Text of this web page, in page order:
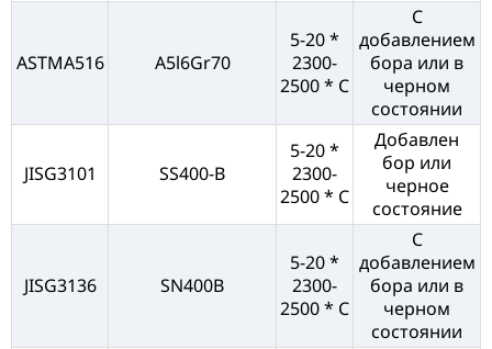
ASTMA516 A5l6Gr70
5-20 *
2300-
2500 * C
С
добавлением
бора или в
черном
состоянии
JISG3101 SS400-B
5-20 *
2300-
2500 * C
Добавлен
бор или
черное
состояние
JISG3136 SN400B
5-20 *
2300-
2500 * C
С
добавлением
бора или в
черном
состоянии